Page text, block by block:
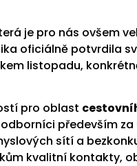
je pro nás ovšem
oficiálně potvrdila
listopadu,
pro oblast
především za
sítí a
kvalitní kontakty,